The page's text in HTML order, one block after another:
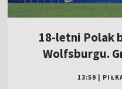
18-letni Polak
Wolfsburgu.
13:59